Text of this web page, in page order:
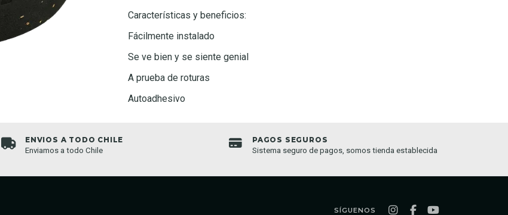
Características y beneficios:
Fácilmente instalado
Se ve bien y se siente genial
A prueba de roturas
Autoadhesivo
ENVIOS A TODO CHILE
Enviamos a todo Chile
PAGOS SEGUROS
Sistema seguro de pagos, somos tienda establecida
SÍGUENOS